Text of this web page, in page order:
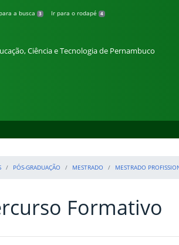
a busca 3 Ir para o rodapé 4
Ciência e Tecnologia de Pernambuco
PÓS-GRADUAÇÃO MESTRADO MESTRADO
do conteúdo Formativo